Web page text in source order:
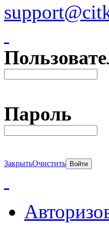
Пароль
ЗакрытьОчистить